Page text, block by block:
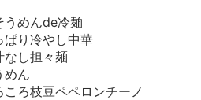
うめんde冷麺
ぱり冷やし中華
なし担々麺
めん
ろ枝豆ペペロンチーノ